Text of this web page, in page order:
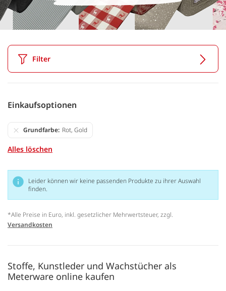
Filter
Einkaufsoptionen
Grundfarbe Rot, Gold
Alles löschen
Leider können wir keine passenden Produkte zu ihrer Auswahl
finden.
*Alle Preise in Euro, inkl. gesetzlicher Mehrwertsteuer, zzgl.
Versandkosten
Stoffe, Kunstleder und Wachstücher als
Meterware online kaufen